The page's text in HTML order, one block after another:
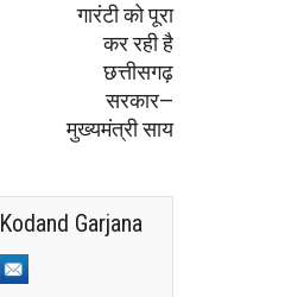
गारंटी को पूरा
कर रही है
छत्तीसगढ़
सरकार—
मुख्यमंत्री साय
Kodand Garjana